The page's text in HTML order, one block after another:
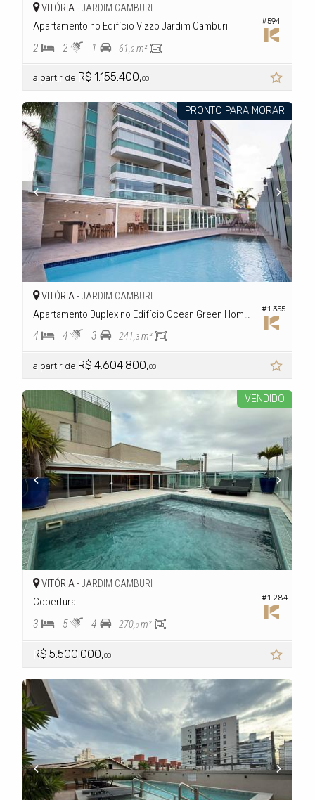
#594
VITÓRIA -JARDIM CAMBURI
Apartamento no Edifício Vizzo Jardim Camburi
2 2 1 61,2 m²
a partir de R$ 1.155.400,00
PRONTO PARA MORAR
#1.355
VITÓRIA -JARDIM CAMBURI
Apartamento Duplex no Edifício Ocean Green Home & Beach Residence
4 4 3 241,3 m²
a partir de R$ 4.604.800,00
VENDIDO
#1.284
VITÓRIA -JARDIM CAMBURI
Cobertura
3 5 4 270,0 m²
R$ 5.500.000,00